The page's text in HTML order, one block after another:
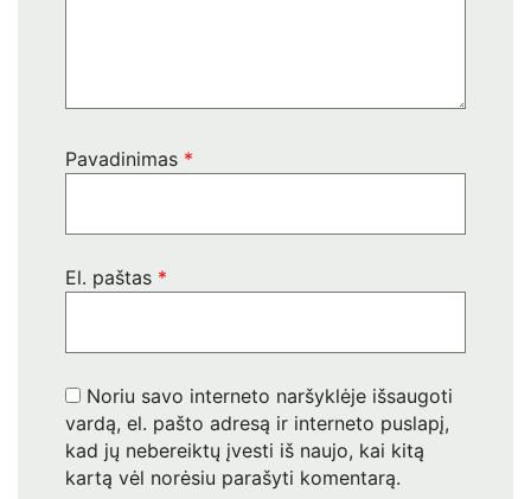
Pavadinimas *
El. paštas *
Noriu savo interneto naršyklėje išsaugoti
vardą, el. pašto adresą ir interneto puslapį,
kad jų nebereiktų įvesti iš naujo, kai kitą
kartą vėl norėsiu parašyti komentarą.